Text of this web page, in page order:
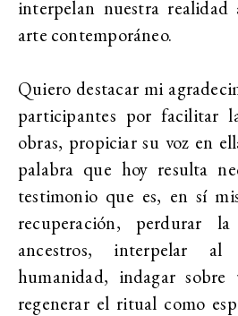
interpelan nuestra
arte contemporáneo.
Quiero destacar mi
participantes por facilitar
obras, propiciar su voz en
palabra que hoy resulta
testimonio que es, en sí
recuperación, perdurar
ancestros, interpelar
humanidad, indagar
regenerar el ritual como